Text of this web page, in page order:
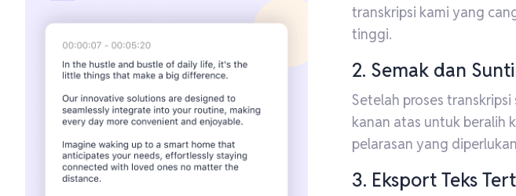
transkripsi kami yang
tinggi.
2. Semak dan
Setelah proses
kanan atas untuk beralih
pelarasan yang
3. Eksport Teks